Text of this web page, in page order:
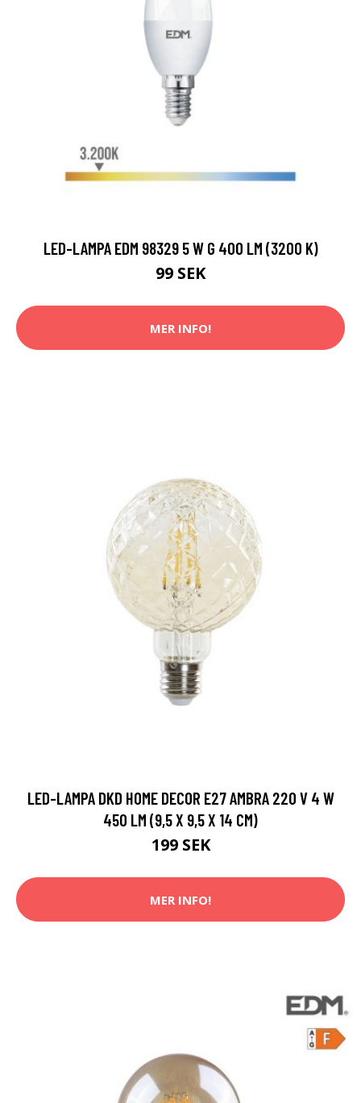
LED-LAMPA EDM 98329 5 W G 400 LM (3200 K)
99 SEK
MER INFO!
LED-LAMPA DKD HOME DECOR E27 AMBRA 220 V 4 W
450 LM (9,5 X 9,5 X 14 CM)
199 SEK
MER INFO!